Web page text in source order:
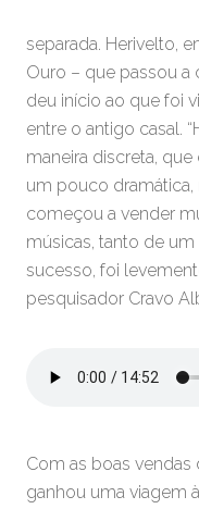
separada. Herivelto,
Ouro – que passou a
deu início ao que foi
entre o antigo casal.
maneira discreta,
um pouco
começou a vender
músicas, tanto de
sucesso, foi
pesquisador Cravo
Com as boas vendas
ganhou uma viagem